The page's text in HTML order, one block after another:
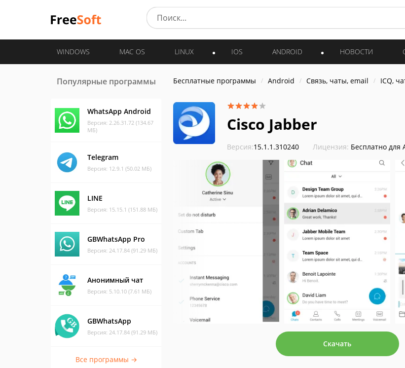
WINDOWS MAC OS LINUX IOS ANDROID НОВОСТИ
Популярные программы
WhatsApp Android
Версия: 2.26.31.72 (134.67
МБ)
Telegram
Версия: 12.9.1 (50.02 МБ)
LINE
Версия: 15.15.1 (151.88 МБ)
GBWhatsApp Pro
Версия: 24.17.84 (91.29 МБ)
Анонимный чат
Версия: 5.10.10 (7.61 МБ)
GBWhatsApp
Версия: 24.17.84 (91.29 МБ)
Все программы →
Бесплатные программы Android Связь, чаты, email ICQ,
Cisco Jabber
Версия:15.1.1.310240 Лицензия: Бесплатно для
Скачать